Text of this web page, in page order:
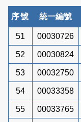
序號 統一編號
51 00030726
52 00030824
53 00032750
54 00033358
55 00033765